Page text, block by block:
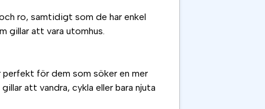
ro, samtidigt som de har enkel
gillar att vara utomhus.
för dem som söker en mer
att vandra, cykla eller bara njuta